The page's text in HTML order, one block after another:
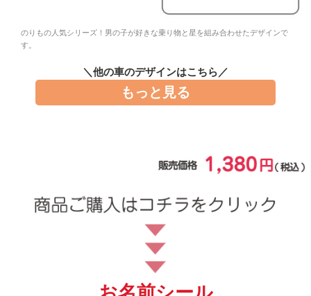
らせ
会員登録
のりもの人気シリーズ！男の子が好きな乗り物と星を組み合わせたデザインで
す。
＼他の車のデザインはこちら／
もっと見る